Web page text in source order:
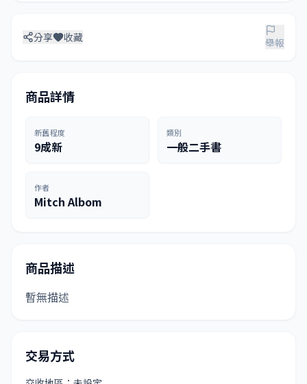
分享 收藏 舉報
商品詳情
新舊程度
9成新
類別
一般二手書
作者
Mitch Albom
商品描述
暫無描述
交易方式